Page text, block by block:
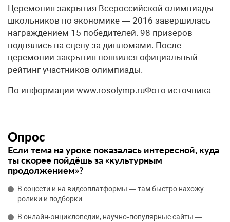
Церемония закрытия Всероссийской олимпиады
школьников по экономике — 2016 завершилась
награждением 15 победителей. 98 призеров
поднялись на сцену за дипломами. После
церемонии закрытия появился официальный
рейтинг участников олимпиады.
По информации www.rosolymp.ruФото источника
Опрос
Если тема на уроке показалась интересной, куда
ты скорее пойдёшь за «культурным
продолжением»?
В соцсети и на видеоплатформы — там быстро нахожу
ролики и подборки.
В онлайн‑энциклопедии, научно‑популярные сайты —